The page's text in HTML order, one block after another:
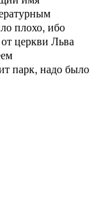
плохо, ибо
церкви Льва
парк, надо было